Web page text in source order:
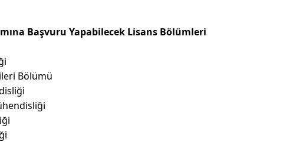
Başvuru Yapabilecek Lisans Bölümleri
Bölümü